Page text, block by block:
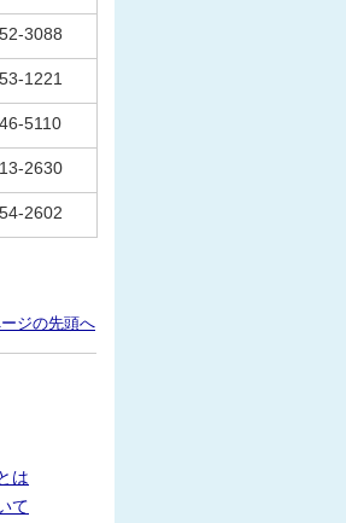
3088
1221
5110
2630
2602
ジの先頭へ
は
て